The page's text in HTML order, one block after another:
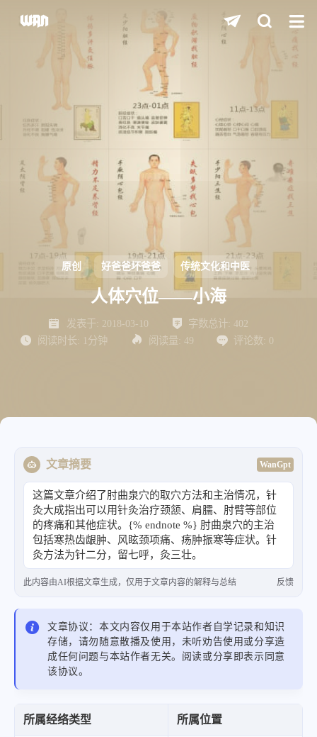
关闭快捷键功能
shift 打开中控台
D 深色/浅色显示模式
S 站内搜索
H 返回首页
L 友链页面
原创 好爸爸坏爸爸 传统文化和中医
人体穴位——小海
发表于: 2018-03-10 字数总计: 402
阅读时长: 1分钟 阅读量: 49 评论数: 0
文章摘要 WanGpt
这篇文章介绍了肘曲泉穴的取穴方法和主治情况，针
灸大成指出可以用针灸治疗颈颔、肩臑、肘臂等部位
的疼痛和其他症状。{% endnote %} 肘曲泉穴的主治
包括寒热齿龈肿、风眩颈项痛、疡肿振寒等症状。针
灸方法为针二分，留七呼，灸三壮。
此内容由AI根据文章生成，仅用于文章内容的解释与总结 反馈
文章协议：本文内容仅用于本站作者自学记录和知识
存储，请勿随意散播及使用，未听劝告使用或分享造
成任何问题与本站作者无关。阅读或分享即表示同意
该协议。
所属经络类型 所属位置